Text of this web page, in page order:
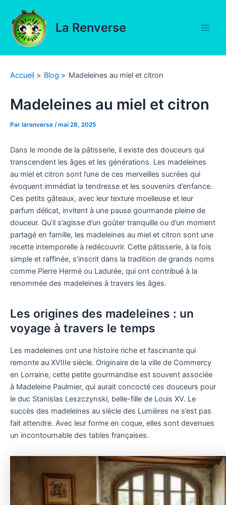
contenu
La Renverse
Accueil Blog Madeleines au miel et citron
Madeleines au miel et citron
Par larenverse /mai 28, 2025
Dans le monde de la pâtisserie, il existe des douceurs qui
transcendent les âges et les générations. Les madeleines
au miel et citron sont l’une de ces merveilles sucrées qui
évoquent immédiat la tendresse et les souvenirs d’enfance.
Ces petits gâteaux, avec leur texture moelleuse et leur
parfum délicat, invitent à une pause gourmande pleine de
douceur. Qu’il s’agisse d’un goûter tranquille ou d’un moment
partagé en famille, les madeleines au miel et citron sont une
recette intemporelle à redécouvrir. Cette pâtisserie, à la fois
simple et raffinée, s’inscrit dans la tradition de grands noms
comme Pierre Hermé ou Ladurée, qui ont contribué à la
renommée des madeleines à travers les âges.
Les origines des madeleines : un
voyage à travers le temps
Les madeleines ont une histoire riche et fascinante qui
remonte au XVIIIe siècle. Originaire de la ville de Commercy
en Lorraine, cette petite gourmandise est souvent associée
à Madeleine Paulmier, qui aurait concocté ces douceurs pour
le duc Stanislas Leszczynski, belle-fille de Louis XV. Le
succès des madeleines au siècle des Lumières ne s’est pas
fait attendre. Avec leur forme en coque, elles sont devenues
un incontournable des tables françaises.